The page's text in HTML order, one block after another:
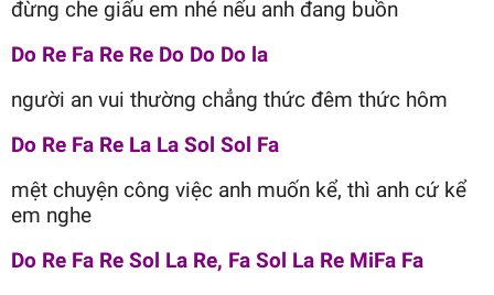
đừng che giấu em nhé nếu anh đang buồn
Do Re Fa Re Re Do Do Do la
người an vui thường chẳng thức đêm thức hôm
Do Re Fa Re La La Sol Sol Fa
mệt chuyện công việc anh muốn kể, thì anh cứ kể
em nghe
Do Re Fa Re Sol La Re, Fa Sol La Re MiFa Fa